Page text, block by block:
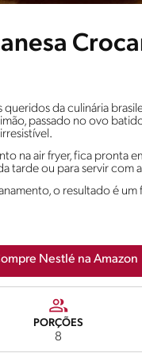
queridos da culinária
passado no ovo
na air fryer, fica pronta
tarde ou para servir com
o resultado é
Nestlé na Amazon
PORÇÕES
8